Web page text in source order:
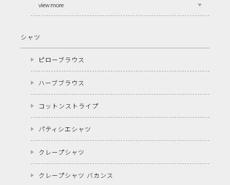
view more
シャツ
ピローブラウス
ハーブブラウス
コットンストライプ
パティシエシャツ
クレープシャツ
クレープシャツ バカンス